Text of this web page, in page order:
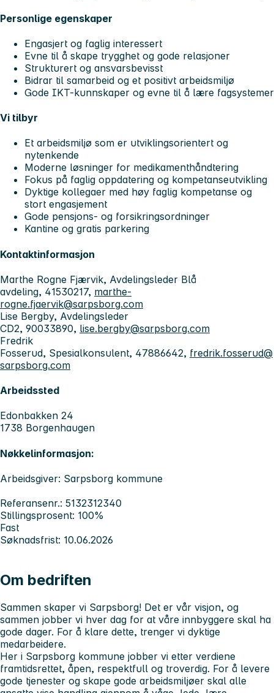
Personlige egenskaper
Engasjert og faglig interessert
Evne til å skape trygghet og gode relasjoner
Strukturert og ansvarsbevisst
Bidrar til samarbeid og et positivt arbeidsmiljø
Gode IKT-kunnskaper og evne til å lære fagsystemer
Vi tilbyr
Et arbeidsmiljø som er utviklingsorientert og
nytenkende
Moderne løsninger for medikamenthåndtering
Fokus på faglig oppdatering og kompetanseutvikling
Dyktige kollegaer med høy faglig kompetanse og
stort engasjement
Gode pensjons- og forsikringsordninger
Kantine og gratis parkering
Kontaktinformasjon
Marthe Rogne Fjærvik, Avdelingsleder Blå
avdeling, 41530217, marthe-
rogne.fjaervik@sarpsborg.com
Lise Bergby, Avdelingsleder
CD2, 90033890, lise.bergby@sarpsborg.com
Fredrik
Fosserud, Spesialkonsulent, 47886642, fredrik.fosserud@
sarpsborg.com
Arbeidssted
Edonbakken 24
1738 Borgenhaugen
Nøkkelinformasjon:
Arbeidsgiver: Sarpsborg kommune
Referansenr.: 5132312340
Stillingsprosent: 100%
Fast
Søknadsfrist: 10.06.2026
Om bedriften
Sammen skaper vi Sarpsborg! Det er vår visjon, og
sammen jobber vi hver dag for at våre innbyggere skal ha
gode dager. For å klare dette, trenger vi dyktige
medarbeidere.
Her i Sarpsborg kommune jobber vi etter verdiene
framtidsrettet, åpen, respektfull og troverdig. For å levere
gode tjenester og skape gode arbeidsmiljøer skal alle